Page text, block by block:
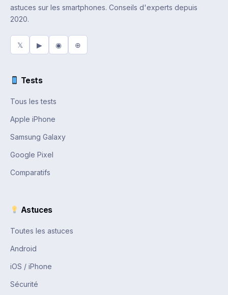
astuces sur les smartphones. Conseils d'experts depuis
2020.
𝕏 ▶ ◉ ⊕
Tests
Tous les tests
Apple iPhone
Samsung Galaxy
Google Pixel
Comparatifs
Astuces
Toutes les astuces
Android
iOS / iPhone
Sécurité